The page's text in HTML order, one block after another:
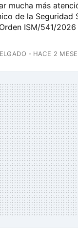
mucha más
de la Seguridad
ISM/541/2026
HACE 2